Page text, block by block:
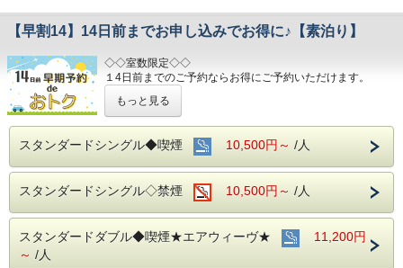
【早割14】14日前までお申し込みでお得に♪【素泊り】
◇◇室数限定◇◇
１4日前までのご予約ならお得にご予約いただけます。
☆先のご予定がお決まりのお客様には断然オトク☆
アルコール消毒を行っております。
える事が可能です。
清掃時は常に換気をして新鮮な空気に入れ替えておりま
もっと見る
スタンダードシングル◆喫煙 10,500円～ /人
スタンダードシングル◇禁煙 10,500円～ /人
スタンダードダブル◆喫煙★エアウィーヴ★
11,200円
～ /人